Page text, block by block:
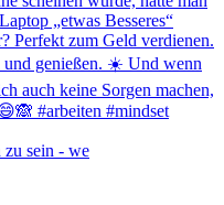
zu sein - we